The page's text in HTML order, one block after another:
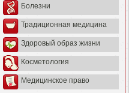
Болезни
Традиционная медицина
Здоровый образ жизни
Косметология
Медицинское право